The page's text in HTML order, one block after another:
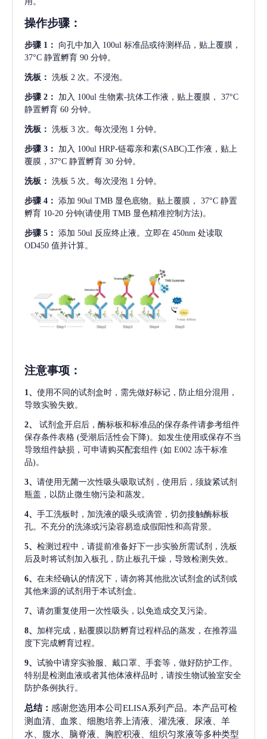
操作步骤：
步骤 1： 向孔中加入 100ul 标准品或待测样品，贴上覆膜，
37°C 静置孵育 90 分钟。
洗板： 洗板 2 次。不浸泡。
步骤 2： 加入 100ul 生物素-抗体工作液，贴上覆膜， 37°C
静置孵育 60 分钟。
洗板： 洗板 3 次。每次浸泡 1 分钟。
步骤 3： 加入 100ul HRP-链霉亲和素(SABC)工作液，贴上
覆膜，37°C 静置孵育 30 分钟。
洗板： 洗板 5 次。每次浸泡 1 分钟。
步骤 4： 添加 90ul TMB 显色底物。贴上覆膜， 37°C 静置
孵育 10-20 分钟(请使用 TMB 显色精准控制方法)。
步骤 5： 添加 50ul 反应终止液。立即在 450nm 处读取
OD450 值并计算。
注意事项 ：
1、 使用不同的试剂盒时，需先做好标记，防止组分混用，
导致实验失败。
2、
试剂盒开启后，酶标板和标准品的保存条件请参考组件
保存条件表格 (受潮后活性会下降)。如发生使用或保存不当
导致组件缺损，可申请购买配套组件 (如 E002 冻干标准
品)。
3、 请使用无菌一次性吸头吸取试剂，使用后，须旋紧试剂
瓶盖，以防止微生物污染和蒸发。
4、 手工洗板时，加洗液的吸头或滴管，切勿接触酶标板
孔。不充分的洗涤或污染容易造成假阳性和高背景。
5、 检测过程中，请提前准备好下一步实验所需试剂，洗板
后及时将试剂加入板孔，防止板孔干燥，导致检测失效。
6、 在未经确认的情况下，请勿将其他批次试剂盒的试剂或
其他来源的试剂用于本试剂盒。
7、 请勿重复使用一次性吸头，以免造成交叉污染。
8、 加样完成，贴覆膜以防孵育过程样品的蒸发，在推荐温
度下完成孵育过程。
9、 试验中请穿实验服、戴口罩、手套等，做好防护工作。
特别是检测血液或者其他体液样品时，请按生物试验室安全
防护条例执行。
总结： 感谢您选用本公司ELISA系列产品。本产品可检
测血清、血浆、细胞培养上清液、灌洗液、尿液、羊
水、腹水、脑脊液、胸腔积液、组织匀浆液等多种类型